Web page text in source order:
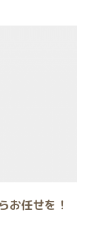
お任せを！